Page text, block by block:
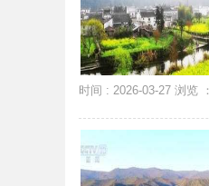
时间 : 2026-03-27 浏览 ：